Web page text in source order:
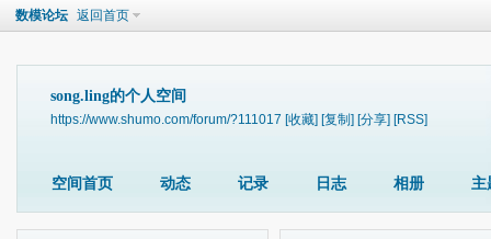
数模论坛 返回首页
song.ling的个人空间
https://www.shumo.com/forum/?111017 [收藏] [复制] [分享] [RSS]
空间首页 动态 记录 日志 相册 主